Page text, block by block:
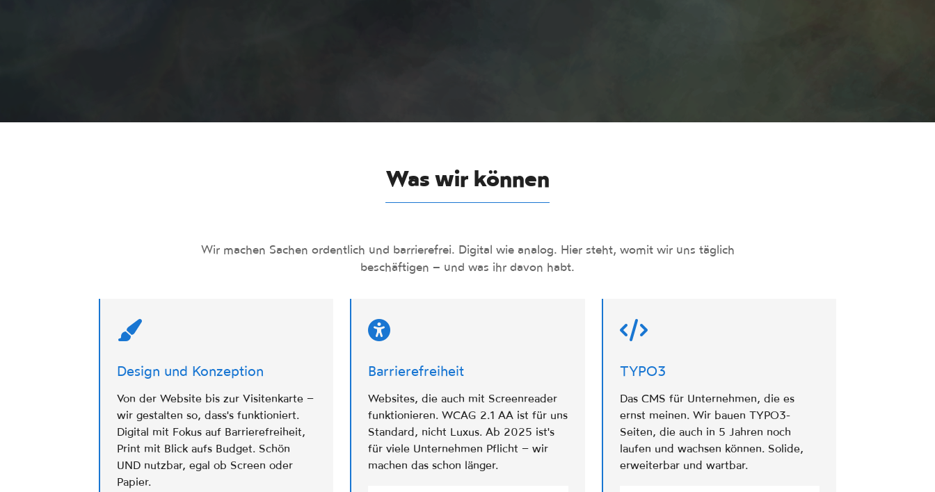
Was wir können
Wir machen Sachen ordentlich und barrierefrei. Digital wie analog. Hier steht, womit wir uns täglich
beschäftigen – und was ihr davon habt.
Design und Konzeption
Von der Website bis zur Visitenkarte –
wir gestalten so, dass's funktioniert.
Digital mit Fokus auf Barrierefreiheit,
Print mit Blick aufs Budget. Schön
UND nutzbar, egal ob Screen oder
Papier.
Barrierefreiheit
Websites, die auch mit Screenreader
funktionieren. WCAG 2.1 AA ist für uns
Standard, nicht Luxus. Ab 2025 ist's
für viele Unternehmen Pflicht – wir
machen das schon länger.
TYPO3
Das CMS für Unternehmen, die es
ernst meinen. Wir bauen TYPO3-
Seiten, die auch in 5 Jahren noch
laufen und wachsen können. Solide,
erweiterbar und wartbar.